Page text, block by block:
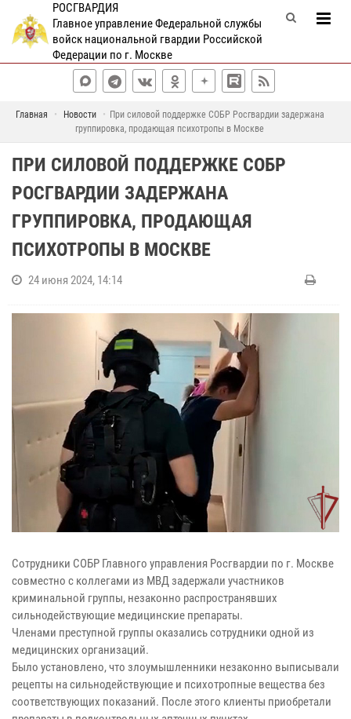
РОСГВАРДИЯ
Главное управление Федеральной службы
войск национальной гвардии Российской
Федерации по г. Москве
Главная Новости
При силовой поддержке СОБР Росгвардии задержана
группировка, продающая психотропы в Москве
ПРИ СИЛОВОЙ ПОДДЕРЖКЕ СОБР
РОСГВАРДИИ ЗАДЕРЖАНА
ГРУППИРОВКА, ПРОДАЮЩАЯ
ПСИХОТРОПЫ В МОСКВЕ
24 июня 2024, 14:14
Сотрудники СОБР Главного управления Росгвардии по г. Москве
совместно с коллегами из МВД задержали участников
криминальной группы, незаконно распространявших
сильнодействующие медицинские препараты.
Членами преступной группы оказались сотрудники одной из
медицинских организаций.
Было установлено, что злоумышленники незаконно выписывали
рецепты на сильнодействующие и психотропные вещества без
соответствующих показаний. После этого клиенты приобретали